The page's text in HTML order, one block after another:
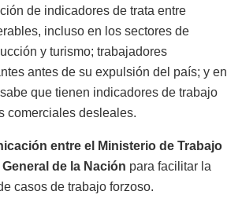
de indicadores de trata entre
incluso en los sectores de
y turismo; trabajadores
antes de su expulsión del país; y en
que tienen indicadores de trabajo
comerciales desleales.
entre el Ministerio de Trabajo
de la Nación para facilitar la
casos de trabajo forzoso.